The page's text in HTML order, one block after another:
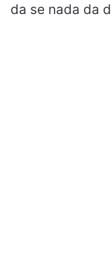
da se nada da